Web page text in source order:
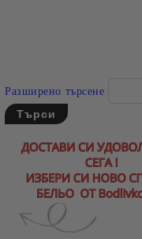
Разширено търсене